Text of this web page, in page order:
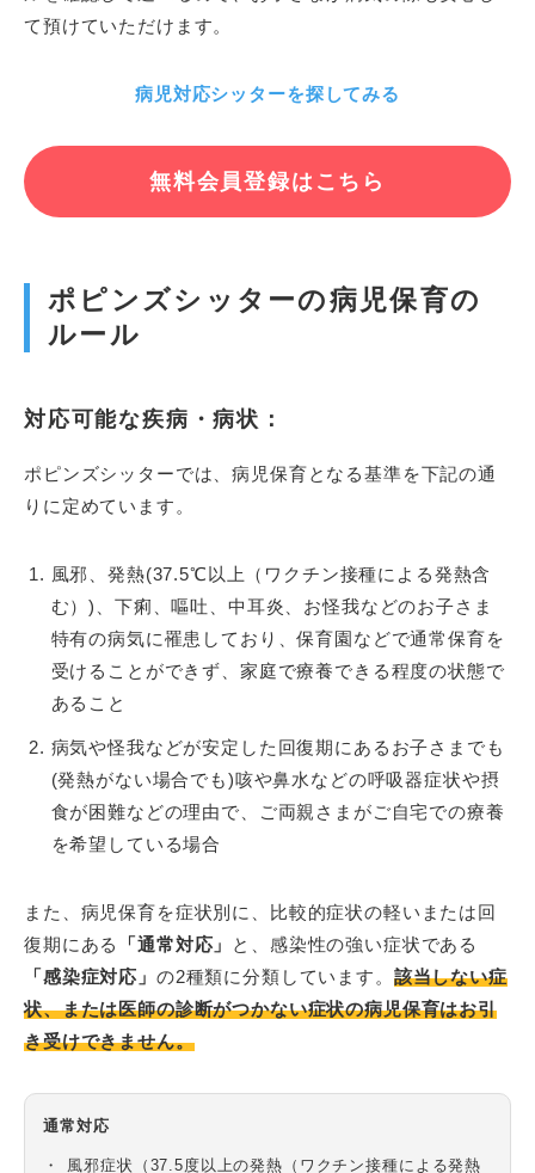
て預けていただけます。
病児対応シッターを探してみる
無料会員登録はこちら
ポピンズシッターの病児保育の
ルール
対応可能な疾病・病状：
ポピンズシッターでは、病児保育となる基準を下記の通
りに定めています。
風邪、発熱(37.5℃以上（ワクチン接種による発熱含
む）)、下痢、嘔吐、中耳炎、お怪我などのお子さま
特有の病気に罹患しており、保育園などで通常保育を
受けることができず、家庭で療養できる程度の状態で
あること
病気や怪我などが安定した回復期にあるお子さまでも
(発熱がない場合でも)咳や鼻水などの呼吸器症状や摂
食が困難などの理由で、ご両親さまがご自宅での療養
を希望している場合
また、病児保育を症状別に、比較的症状の軽いまたは回
復期にある
「通常対応」
と、感染性の強い症状である
「感染症対応」 の2種類に分類しています。 該当しない症
状、または医師の診断がつかない症状の病児保育はお引
き受けできません。
通常対応
風邪症状（37.5度以上の発熱（ワクチン接種による発熱